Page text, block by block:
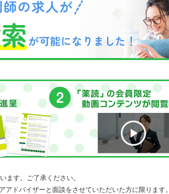
ます。ご了承ください。
ドバイザーと面談をさせていただいた方に限ります。